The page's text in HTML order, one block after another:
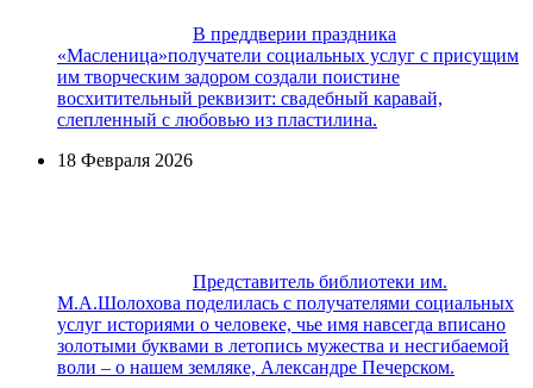
В преддверии праздника
«Масленица»получатели социальных услуг с присущим
им творческим задором создали поистине
восхитительный реквизит: cвадебный каравай,
слепленный с любовью из пластилина.
18 Февраля 2026
Представитель библиотеки им.
М.А.Шолохова поделилась с получателями социальных
услуг историями о человеке, чье имя навсегда вписано
золотыми буквами в летопись мужества и несгибаемой
воли – о нашем земляке, Александре Печерском.